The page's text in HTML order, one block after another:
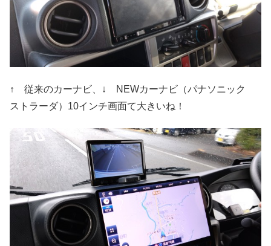
↑ 従来のカーナビ、↓ NEWカーナビ（パナソニック
ストラーダ）10インチ画面て大きいね！